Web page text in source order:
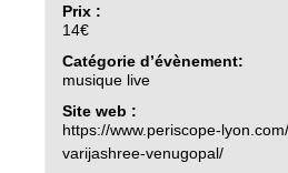
Prix :
14€
Catégorie d’évènement:
musique live
Site web :
https://www.periscope-
varijashree-venugopal/